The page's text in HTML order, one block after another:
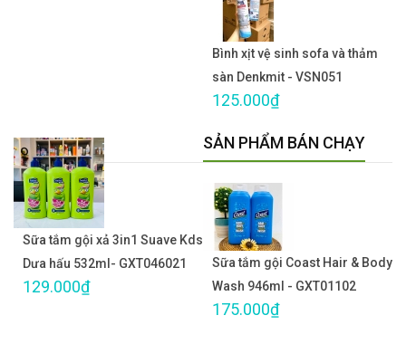
Bình xịt vệ sinh sofa và thảm
sàn Denkmit - VSN051
125.000₫
Sữa tắm gội xả 3in1 Suave Kds
Dưa hấu 532ml- GXT046021
129.000₫
SẢN PHẨM BÁN CHẠY
Sữa tắm gội Coast Hair & Body
Wash 946ml - GXT01102
175.000₫